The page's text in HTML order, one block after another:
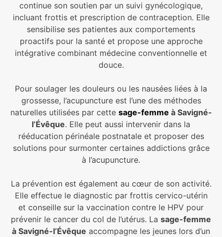
continue son soutien par un suivi gynécologique,
incluant frottis et prescription de contraception. Elle
sensibilise ses patientes aux comportements
proactifs pour la santé et propose une approche
intégrative combinant médecine conventionnelle et
douce.
Pour soulager les douleurs ou les nausées liées à la
grossesse, l’acupuncture est l’une des méthodes
naturelles utilisées par cette sage-femme à Savigné-
l’Évêque. Elle peut aussi intervenir dans la
rééducation périnéale postnatale et proposer des
solutions pour surmonter certaines addictions grâce
à l’acupuncture.
La prévention est également au cœur de son activité.
Elle effectue le diagnostic par frottis cervico-utérin
et conseille sur la vaccination contre le HPV pour
prévenir le cancer du col de l’utérus. La sage-femme
à Savigné-l’Évêque accompagne les jeunes lors d’un